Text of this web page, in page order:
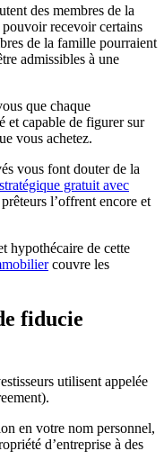
des membres de la
recevoir certains
de la famille pourraient
admissibles à une
que chaque
et capable de figurer sur
vous achetez.
vous font douter de la
gratuit avec
l’offrent encore et
hypothécaire de cette
couvre les
fiducie
utilisent appelée
en votre nom personnel,
d’entreprise à des